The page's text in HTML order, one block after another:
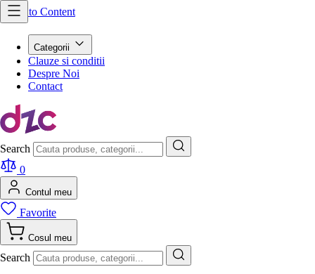
Skip to Content
Categorii
Clauze si conditii
Despre Noi
Contact
Search
0
Contul meu
Favorite
Cosul meu
Search